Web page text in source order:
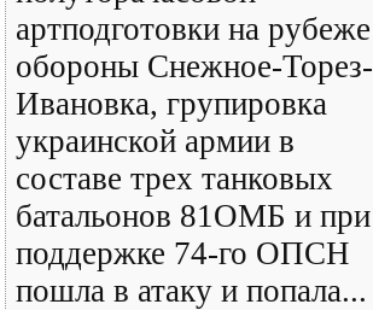
артподготовки на рубеже
обороны Снежное-Торез-
Ивановка, групировка
украинской армии в
составе трех танковых
батальонов 81ОМБ и при
поддержке 74-го ОПСН
пошла в атаку и попала...